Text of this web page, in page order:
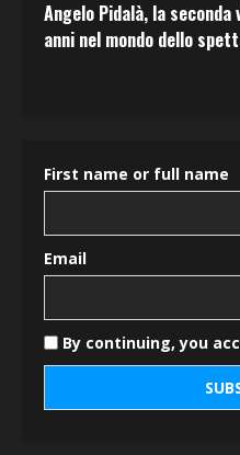
Angelo Pidalà, la
anni nel mondo dello
First name or full name
Email
By continuing, you